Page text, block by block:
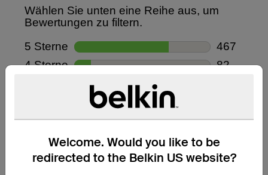
Welcome. Would you like to be
redirected to the Belkin US website?